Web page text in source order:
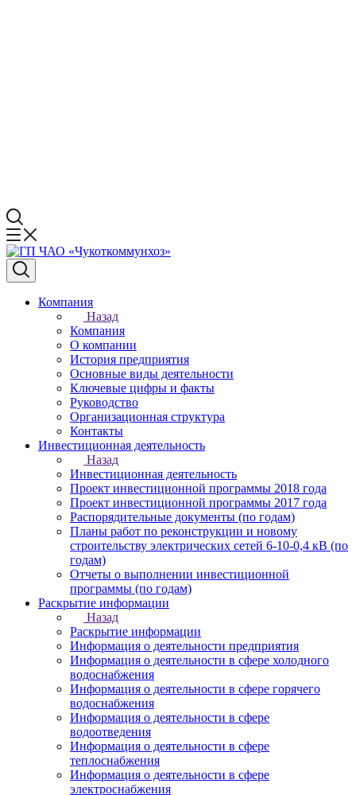
Компания
Назад
Компания
О компании
История предприятия
Основные виды деятельности
Ключевые цифры и факты
Руководство
Организационная структура
Контакты
Инвестиционная деятельность
Назад
Инвестиционная деятельность
Проект инвестиционной программы 2018 года
Проект инвестиционной программы 2017 года
Распорядительные документы (по годам)
Планы работ по реконструкции и новому
строительству электрических сетей 6-10-0,4 кВ (по
годам)
Отчеты о выполнении инвестиционной
программы (по годам)
Раскрытие информации
Назад
Раскрытие информации
Информация о деятельности предприятия
Информация о деятельности в сфере холодного
водоснабжения
Информация о деятельности в сфере горячего
водоснабжения
Информация о деятельности в сфере
водоотведения
Информация о деятельности в сфере
теплоснабжения
Информация о деятельности в сфере
электроснабжения